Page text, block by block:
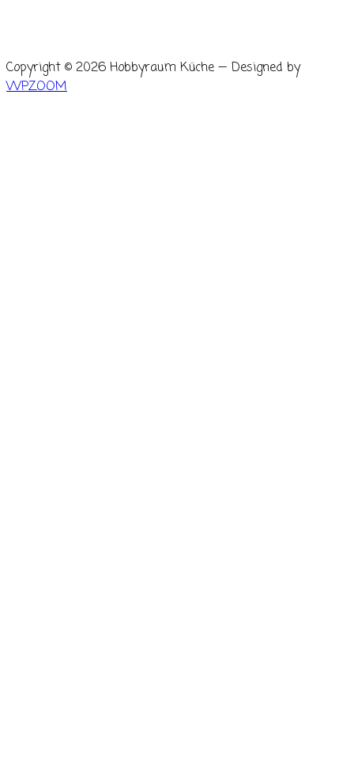
Copyright © 2026 Hobbyraum Küche — Designed by
WPZOOM